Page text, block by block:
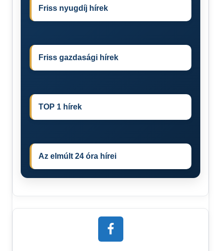
Friss nyugdíj hírek
Friss gazdasági hírek
TOP 1 hírek
Az elmúlt 24 óra hírei